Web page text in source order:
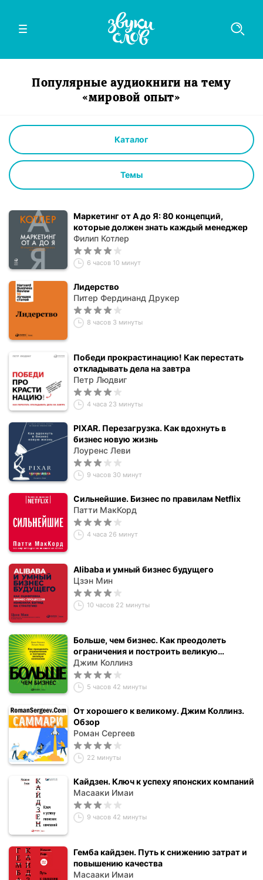
Популярные аудиокниги на тему
«мировой опыт»
Каталог
Темы
Маркетинг от А до Я: 80 концепций,
которые должен знать каждый менеджер
Филип Котлер
6 часов 10 минут
Лидерство
Питер Фердинанд Друкер
8 часов 3 минуты
Победи прокрастинацию! Как перестать
откладывать дела на завтра
Петр Людвиг
4 часа 23 минуты
PIXAR. Перезагрузка. Как вдохнуть в
бизнес новую жизнь
Лоуренс Леви
9 часов 30 минут
Сильнейшие. Бизнес по правилам Netflix
Патти МакКорд
4 часа 26 минут
Alibaba и умный бизнес будущего
Цзэн Мин
10 часов 22 минуты
Больше, чем бизнес. Как преодолеть
ограничения и построить великую
компанию
Джим Коллинз
5 часов 42 минуты
От хорошего к великому. Джим Коллинз.
Обзор
Роман Сергеев
22 минуты
Кайдзен. Ключ к успеху японских компаний
Масааки Имаи
9 часов 42 минуты
Гемба кайдзен. Путь к снижению затрат и
повышению качества
Масааки Имаи